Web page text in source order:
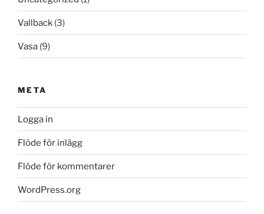
Vallback (3)
Vasa (9)
META
Logga in
Flöde för inlägg
Flöde för kommentarer
WordPress.org